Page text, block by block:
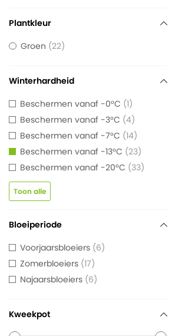
Plantkleur
Groen 22
Winterhardheid
Beschermen vanaf -0°C 1
Beschermen vanaf -3°C 4
Beschermen vanaf -7°C 14
Beschermen vanaf -13°C 23
Beschermen vanaf -20°C 33
Toon alle
Bloeiperiode
Voorjaarsbloeiers 6
Zomerbloeiers 17
Najaarsbloeiers 6
Kweekpot